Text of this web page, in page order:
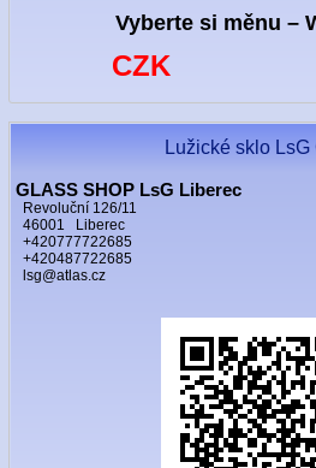
Vyberte si měnu –
CZK
Lužické sklo LsG
GLASS SHOP LsG Liberec
Revoluční 126/11
46001 Liberec
+420777722685
+420487722685
lsg@atlas.cz